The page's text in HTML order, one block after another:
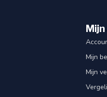
Mijn
Mijn